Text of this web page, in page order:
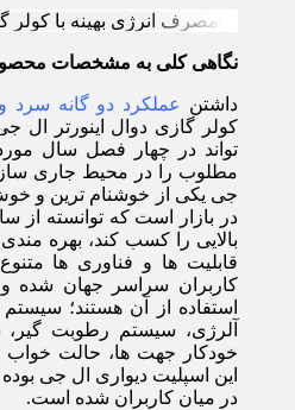
نگاهی کلی به مشخصات
داشتن عملکرد دو گانه سرد
تواند در چهار فصل سال
مطلوب را در محیط جاری
جی یکی از خوشنام ترین و
در بازار است که توانسته از
بالایی را کسب کند، بهره
قابلیت ها و فناوری ها
کاربران سراسر جهان شده و
استفاده از آن هستند؛
آلرژی، سیستم رطوبت
خودکار جهت ها، حالت
این اسپلیت دیواری ال جی
در میان کاربران شده است.